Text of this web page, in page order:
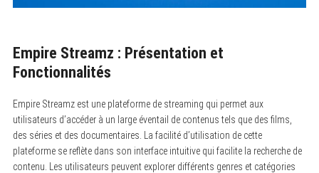
Empire Streamz : Présentation et
Fonctionnalités
Empire Streamz est une plateforme de streaming qui permet aux
utilisateurs d’accéder à un large éventail de contenus tels que des films,
des séries et des documentaires. La facilité d’utilisation de cette
plateforme se reflète dans son interface intuitive qui facilite la recherche de
contenu. Les utilisateurs peuvent explorer différents genres et catégories